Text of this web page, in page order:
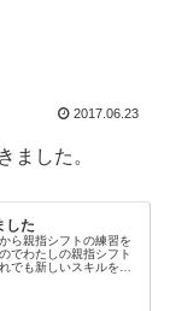
2017.06.23
ました。
した
ら親指シフトの練習を
でわたしの親指シフト
でも新しいスキルを身